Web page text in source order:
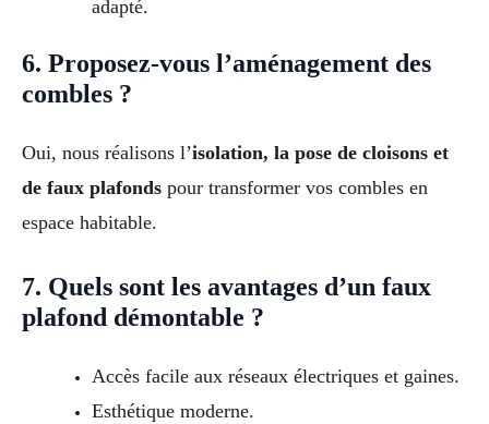
adapté.
6. Proposez-vous l’aménagement des
combles ?
Oui, nous réalisons l’isolation, la pose de cloisons et
de faux plafonds pour transformer vos combles en
espace habitable.
7. Quels sont les avantages d’un faux
plafond démontable ?
Accès facile aux réseaux électriques et gaines.
Esthétique moderne.